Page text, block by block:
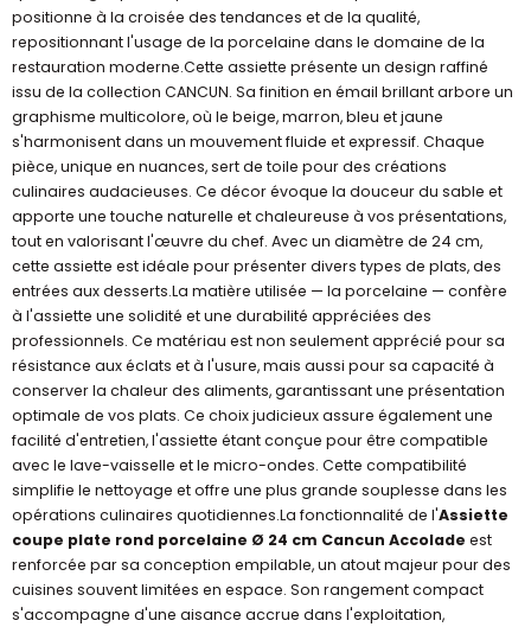
positionne à la croisée des tendances et de la qualité,
repositionnant l'usage de la porcelaine dans le domaine de la
restauration moderne.Cette assiette présente un design raffiné
issu de la collection CANCUN. Sa finition en émail brillant arbore un
graphisme multicolore, où le beige, marron, bleu et jaune
s'harmonisent dans un mouvement fluide et expressif. Chaque
pièce, unique en nuances, sert de toile pour des créations
culinaires audacieuses. Ce décor évoque la douceur du sable et
apporte une touche naturelle et chaleureuse à vos présentations,
tout en valorisant l'œuvre du chef. Avec un diamètre de 24 cm,
cette assiette est idéale pour présenter divers types de plats, des
entrées aux desserts.La matière utilisée — la porcelaine — confère
à l'assiette une solidité et une durabilité appréciées des
professionnels. Ce matériau est non seulement apprécié pour sa
résistance aux éclats et à l'usure, mais aussi pour sa capacité à
conserver la chaleur des aliments, garantissant une présentation
optimale de vos plats. Ce choix judicieux assure également une
facilité d'entretien, l'assiette étant conçue pour être compatible
avec le lave-vaisselle et le micro-ondes. Cette compatibilité
simplifie le nettoyage et offre une plus grande souplesse dans les
opérations culinaires quotidiennes.La fonctionnalité de l'Assiette
coupe plate rond porcelaine Ø 24 cm Cancun Accolade est
renforcée par sa conception empilable, un atout majeur pour des
cuisines souvent limitées en espace. Son rangement compact
s'accompagne d'une aisance accrue dans l'exploitation,